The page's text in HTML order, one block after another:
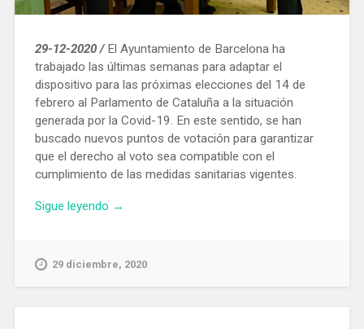
29-12-2020 /El Ayuntamiento de Barcelona ha
trabajado las últimas semanas para adaptar el
dispositivo para las próximas elecciones del 14 de
febrero al Parlamento de Cataluña a la situación
generada por la Covid-19. En este sentido, se han
buscado nuevos puntos de votación para garantizar
que el derecho al voto sea compatible con el
cumplimiento de las medidas sanitarias vigentes.
Sigue leyendo «El
se
→
29 diciembre, 2020